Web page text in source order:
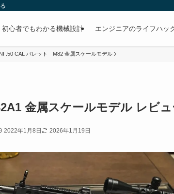
初心者でもわかる機械設計 エンジニアのライフハッ
.50 CAL バレット M82 金属スケールモデル
金属スケールモデル レビュ
2022年1月8日 2026年1月19日